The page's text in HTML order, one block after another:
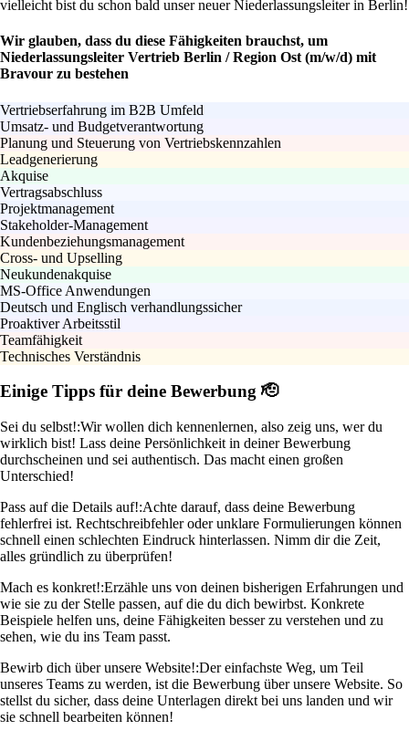
vielleicht bist du schon bald unser neuer Niederlassungsleiter in Berlin!
Wir glauben, dass du diese Fähigkeiten brauchst, um
Niederlassungsleiter Vertrieb Berlin / Region Ost (m/w/d) mit
Bravour zu bestehen
Vertriebserfahrung im B2B Umfeld
Umsatz- und Budgetverantwortung
Planung und Steuerung von Vertriebskennzahlen
Leadgenerierung
Akquise
Vertragsabschluss
Projektmanagement
Stakeholder-Management
Kundenbeziehungsmanagement
Cross- und Upselling
Neukundenakquise
MS-Office Anwendungen
Deutsch und Englisch verhandlungssicher
Proaktiver Arbeitsstil
Teamfähigkeit
Technisches Verständnis
Einige Tipps für deine Bewerbung 🫡
Sei du selbst!:Wir wollen dich kennenlernen, also zeig uns, wer du
wirklich bist! Lass deine Persönlichkeit in deiner Bewerbung
durchscheinen und sei authentisch. Das macht einen großen
Unterschied!
Pass auf die Details auf!:Achte darauf, dass deine Bewerbung
fehlerfrei ist. Rechtschreibfehler oder unklare Formulierungen können
schnell einen schlechten Eindruck hinterlassen. Nimm dir die Zeit,
alles gründlich zu überprüfen!
Mach es konkret!:Erzähle uns von deinen bisherigen Erfahrungen und
wie sie zu der Stelle passen, auf die du dich bewirbst. Konkrete
Beispiele helfen uns, deine Fähigkeiten besser zu verstehen und zu
sehen, wie du ins Team passt.
Bewirb dich über unsere Website!:Der einfachste Weg, um Teil
unseres Teams zu werden, ist die Bewerbung über unsere Website. So
stellst du sicher, dass deine Unterlagen direkt bei uns landen und wir
sie schnell bearbeiten können!